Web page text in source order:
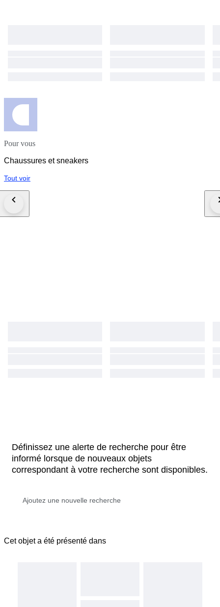
Pour vous
Chaussures et sneakers
Tout voir
Définissez une alerte de recherche pour être
informé lorsque de nouveaux objets
correspondant à votre recherche sont disponibles.
Cet objet a été présenté dans